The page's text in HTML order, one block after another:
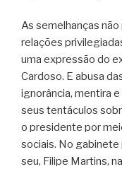
As semelhanças
relações
uma expressão do
Cardoso. E abusa
ignorância, mentira
seus tentáculos
o presidente por
sociais. No gabinete
seu, Filipe Martins,